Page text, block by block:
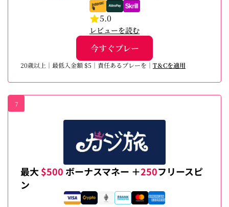
5.0
レビューを読む
今すぐプレー
20歳以上｜最低入金額 $5｜責任あるプレーを｜ T＆Cを適用
7
最大 $500 ボーナスマネー ＋250フリースピ
ン